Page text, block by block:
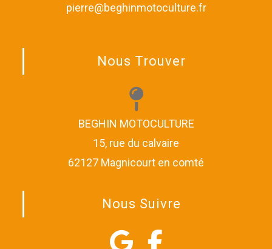
pierre@beghinmotoculture.fr
Nous Trouver
BEGHIN MOTOCULTURE
15, rue du calvaire
62127 Magnicourt en comté
Nous Suivre